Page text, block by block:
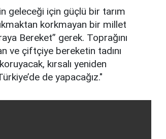
geleceği için güçlü bir tarım
korkmayan bir millet
Bereket” gerek. Toprağını
ve çiftçiye bereketin tadını
kırsalı yeniden
de yapacağız."